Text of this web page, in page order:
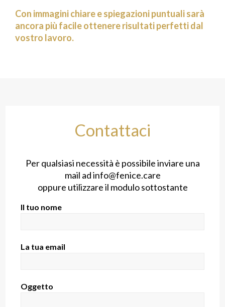
Con immagini chiare e spiegazioni puntuali sarà
ancora più facile ottenere risultati perfetti dal
vostro lavoro.
Contattaci
Per qualsiasi necessità è possibile inviare una
mail adinfo@fenice.care
oppure utilizzare il modulo sottostante
Il tuo nome
La tua email
Oggetto